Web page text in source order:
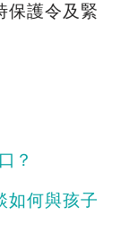
保護令及緊
？
如何與孩子